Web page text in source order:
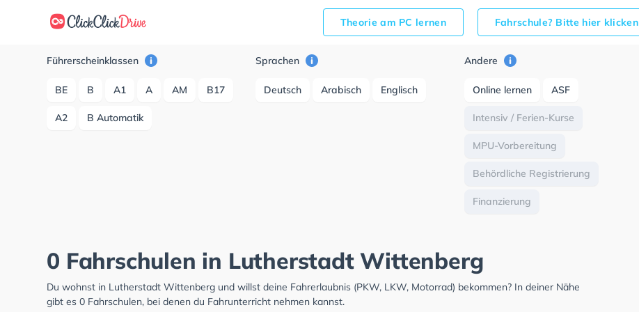
Theorie am PC lernen Fahrschule? Bitte hier klicken
Führerscheinklassen
BE B A1 A AM B17
A2 B Automatik
Sprachen
Deutsch Arabisch Englisch
Andere
Online lernen ASF
Intensiv / Ferien-Kurse
MPU-Vorbereitung
Behördliche Registrierung
Finanzierung
0 Fahrschulen in Lutherstadt Wittenberg
Du wohnst in Lutherstadt Wittenberg und willst deine Fahrerlaubnis (PKW, LKW, Motorrad) bekommen? In deiner Nähe
gibt es 0 Fahrschulen, bei denen du Fahrunterricht nehmen kannst.